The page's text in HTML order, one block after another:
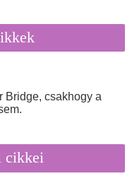
Bridge, csakhogy a
cikkei